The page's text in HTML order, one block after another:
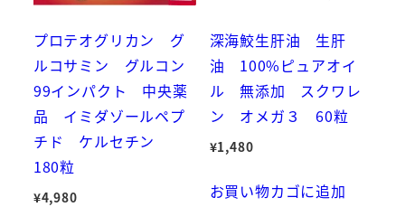
プロテオグリカン グ
ルコサミン グルコン
99インパクト 中央薬
品 イミダゾールペプ
チド ケルセチン
180粒
¥4,980
深海鮫生肝油 生肝
油 100%ピュアオイ
ル 無添加 スクワレ
ン オメガ３ 60粒
¥1,480
お買い物カゴに追加